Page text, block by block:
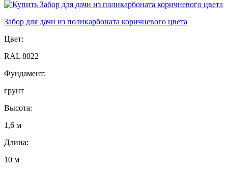
Забор для дачи из поликарбоната коричневого цвета
Цвет:
RAL 8022
Фундамент:
грунт
Высота:
1,6 м
Длина:
10 м